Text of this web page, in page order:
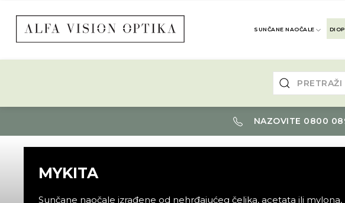
SUNČANE NAOČALE
NAZOVITE 0800
MYKITA
Sunčane naočale izrađene od nehrđajućeg čelika, acetata ili mylona,